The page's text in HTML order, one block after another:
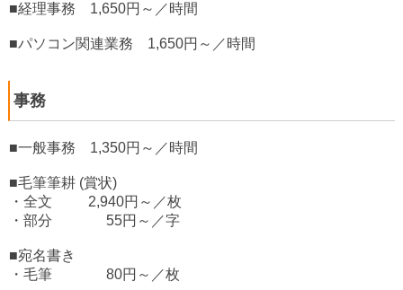
■経理事務 1,650円～／時間
■パソコン関連業務 1,650円～／時間
事務
■一般事務 1,350円～／時間
■毛筆筆耕 (賞状)
・全文 2,940円～／枚
・部分 55円～／字
■宛名書き
・毛筆 80円～／枚